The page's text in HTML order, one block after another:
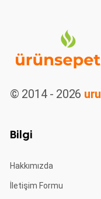
© 2014 - 2026
Bilgi
Hakkımızda
İletişim Formu